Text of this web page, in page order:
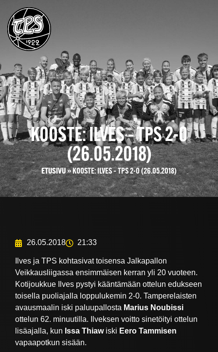
KOOSTE: ILVES – TPS 2-0
(26.05.2018)
ETUSIVU» KOOSTE: ILVES – TPS 2-0 (26.05.2018)
26.05.2018 21:33
Ilves ja TPS kohtasivat toisensa Jalkapallon
Veikkausliigassa ensimmäisen kerran yli 20 vuoteen.
Kotijoukkue Ilves pystyi kääntämään ottelun edukseen
toisella puoliajalla loppulukemin 2-0. Tamperelaisten
avausmaalin iski paluupallosta Marius Noubissi
ottelun 62. minuutilla. Ilveksen voitto sinetöityi ottelun
lisäajalla, kun Issa Thiawiski Eero Tammisen
vapaapotkun sisään.